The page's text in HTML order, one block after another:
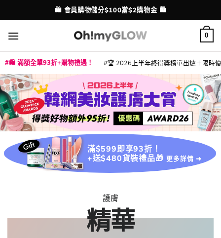
to
content
配送港澳
💳 支援消費券、FPS、八達通、PAYME、信用卡付款
0
🛍️ 滿額全單93折+購物禮遇！ 🏆 2026上半年終得奬榜單出爐＋限時
滿$599即享93折！
+送$480貨裝禮品🎁 更多詳情 ➜
護膚
精華